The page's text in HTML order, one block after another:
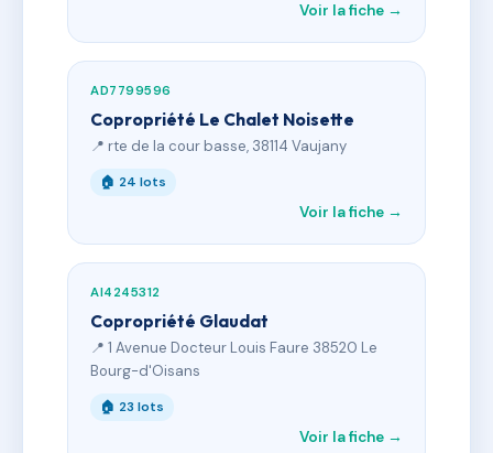
Voir la fiche →
AD7799596
Copropriété Le Chalet Noisette
📍 rte de la cour basse, 38114 Vaujany
🏠 24 lots
Voir la fiche →
AI4245312
Copropriété Glaudat
📍 1 Avenue Docteur Louis Faure 38520 Le
Bourg-d'Oisans
🏠 23 lots
Voir la fiche →